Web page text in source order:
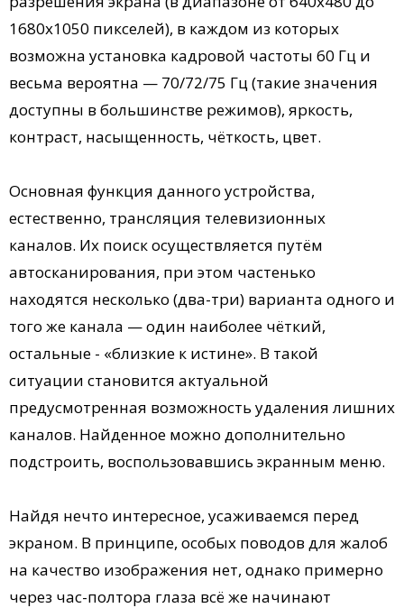
1680х1050 пикселей), в каждом из которых
возможна установка кадровой частоты 60 Гц и
весьма вероятна — 70/72/75 Гц (такие значения
доступны в большинстве режимов), яркость,
контраст, насыщенность, чёткость, цвет.
Основная функция данного устройства,
естественно, трансляция телевизионных
каналов. Их поиск осуществляется путём
автосканирования, при этом частенько
находятся несколько (два-три) варианта одного и
того же канала — один наиболее чёткий,
остальные - «близкие к истине». В такой
ситуации становится актуальной
предусмотренная возможность удаления лишних
каналов. Найденное можно дополнительно
подстроить, воспользовавшись экранным меню.
Найдя нечто интересное, усаживаемся перед
экраном. В принципе, особых поводов для жалоб
на качество изображения нет, однако примерно
через час-полтора глаза всё же начинают